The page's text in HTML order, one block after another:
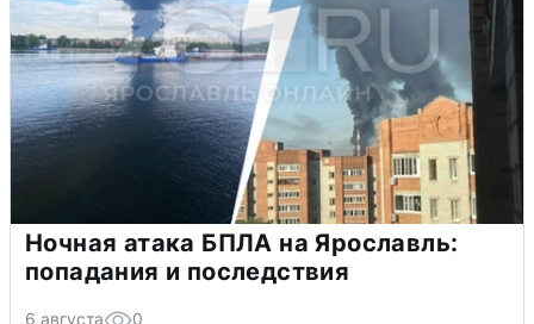
Ночная атака БПЛА на Ярославль:
попадания и последствия
6 августа 0